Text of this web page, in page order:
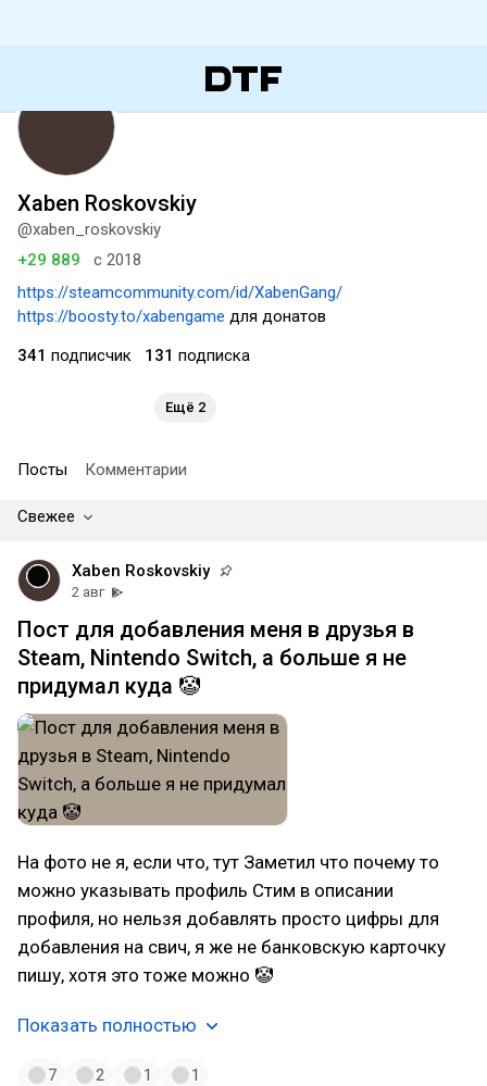
Xaben Roskovskiy
@xaben_roskovskiy
+29 889
с 2018
https://steamcommunity.com/id/XabenGang/
https://boosty.to/xabengame для донатов
341 подписчик 131 подписка
Ещё 2
Посты Комментарии
Свежее
Xaben Roskovskiy
2 авг
Пост для добавления меня в друзья в
Steam, Nintendo Switch, а больше я не
придумал куда 🤡
На фото не я, если что, тут Заметил что почему то
можно указывать профиль Стим в описании
профиля, но нельзя добавлять просто цифры для
добавления на свич, я же не банковскую карточку
пишу, хотя это тоже можно 🤡
Показать полностью
7 2 1 1